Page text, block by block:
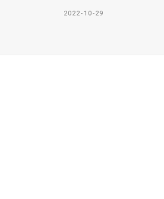
2022-10-29